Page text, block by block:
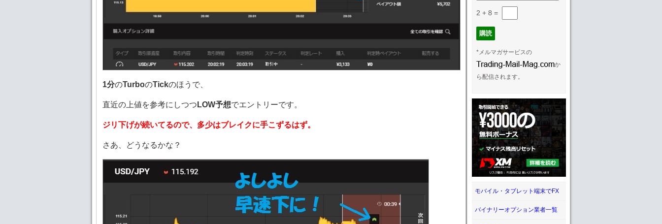
1分のTurboのTickのほうで、
直近の上値を参考にしつつ LOW予想でエントリーです。
ジリ下げが続いてるので、多少はブレイクに手こずるはず。
さあ、どうなるかな？
2 + 8 =
*メルマガサービスの
か
ら配信されます。
モバイル・タブレット端末でFX
バイナリーオプション業者一覧